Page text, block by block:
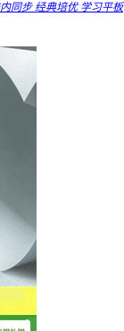
同步 经典培优 学习平板